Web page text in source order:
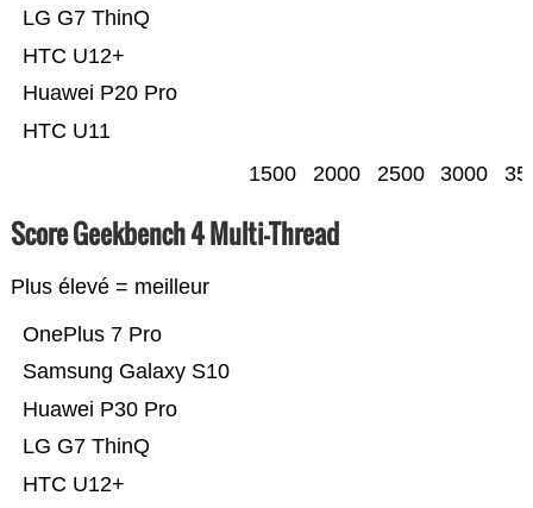
HTC U11
Huawei P20 Pro
HTC U12+
LG G7 ThinQ
1500 2000 2500 3000
Score Geekbench 4 Multi-Thread
Plus élevé = meilleur
HTC U12+
LG G7 ThinQ
Huawei P30 Pro
Samsung Galaxy S10
OnePlus 7 Pro